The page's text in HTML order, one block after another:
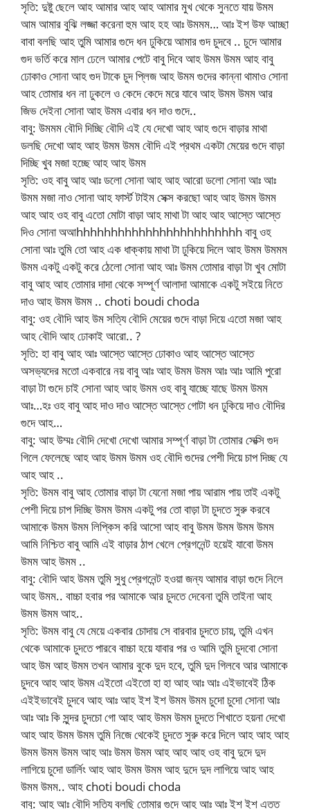
সৃতি: দুষ্টু ছেলে আহ আমার আহ আহ আমার মুখ থেকে সুনতে যায় উমম
আম আমার বুঝি লজ্জা করেনা হুম আহ হহ আঃ উমমম… আঃ ইশ উফ আচ্ছা
বাবা বলছি আহ তুমি আমার গুদে ধন ঢুকিয়ে আমার গুদ চুদবে .. চুদে আমার
গুদ ভর্তি করে মাল ঢেলে আমার পেটে বাবু দিবে আহ উমম উমম আহ বাবু
ঢোকাও সোনা আহ গুদ টাকে চুদ প্লিজ আহ উমম গুদের কান্না থামাও সোনা
আহ তোমার ধন না ঢুকলে ও কেদে কেদে মরে যাবে আহ উমম উমম আর
জিভ দেইনা সোনা আহ উমম এবার ধন দাও গুদে..
বাবু: উমমম বৌদি দিচ্ছি বৌদি এই যে দেখো আহ আহ গুদে বাড়ার মাথা
ডলছি দেখো আহ আহ উমম উমম বৌদি এই প্রথম একটা মেয়ের গুদে বাড়া
দিচ্ছি খুব মজা হচ্ছে আহ আহ উমম
সৃতি: ওহ বাবু আহ আঃ ডলো সোনা আহ আহ আরো ডলো সোনা আঃ আঃ
উমম মজা নাও সোনা আহ ফার্স্ট টাইম সেক্স করছো আহ আহ উমম উমম
আহ আহ ওহ বাবু এতো মোটা বাড়া আহ মাথা টা আহ আহ আস্তে আস্তে
দিও সোনা অআhhhhhhhhhhhhhhhhhhhhhhhh বাবু ওহ
সোনা আঃ তুমি তো আহ এক ধাক্কায় মাথা টা ঢুকিয়ে দিলে আহ উমম উমমম
উমম একটু একটু করে ঠেলো সোনা আহ আঃ উমম তোমার বাড়া টা খুব মোটা
বাবু আহ আহ তোমার দাদা থেকে সম্পূর্ণ আলাদা আমাকে একটু সইয়ে নিতে
দাও আহ উমম উমম .. choti boudi choda
বাবু: ওহ বৌদি আহ উম সত্যি বৌদি মেয়ের গুদে বাড়া দিয়ে এতো মজা আহ
আহ বৌদি আহ ঢোকাই আরো.. ?
সৃতি: হা বাবু আহ আঃ আস্তে আস্তে ঢোকাও আহ আস্তে আস্তে
অসভ্যদের মতো একবারে নয় বাবু আঃ আহ উমম উমম আঃ আঃ আমি পুরো
বাড়া টা গুদে চাই সোনা আহ আহ উমম ওহ বাবু যাচ্ছে যাছে উমম উমম
আঃ…হঃ ওহ বাবু আহ দাও দাও আস্তে আস্তে গোটা ধন ঢুকিয়ে দাও বৌদির
গুদে আহ…
বাবু: আহ উম্মঃ বৌদি দেখো দেখো আমার সম্পূর্ণ বাড়া টা তোমার সেক্সি গুদ
গিলে ফেলেছে আহ আহ উমম উমম ওহ বৌদি গুদের পেশী দিয়ে চাপ দিচ্ছ যে
আহ আহ ..
সৃতি: উমম বাবু আহ তোমার বাড়া টা যেনো মজা পায় আরাম পায় তাই একটু
পেশী দিয়ে চাপ দিচ্ছি উমম উমম একটু পর তো বাড়া টা চুদতে সুরু করবে
আমাকে উমম উমম লিপ্কিস করি আসো আহ বাবু উমম উমম উমম উমম
আমি নিশ্চিত বাবু আমি এই বাড়ার ঠাপ খেলে প্রেগনেন্ট হয়েই যাবো উমম
উমম আহ উমম ..
বাবু: বৌদি আহ উমম তুমি সুধু প্রেগনেন্ট হওয়া জন্য আমার বাড়া গুদে নিলে
আহ উমম.. বাচ্চা হবার পর আমাকে আর চুদতে দেবেনা তুমি তাইনা আহ
উমম উমম আহ..
সৃতি: উমম বাবু যে মেয়ে একবার চোদায় সে বারবার চুদতে চায়, তুমি এখন
থেকে আমাকে চুদতে পারবে বাচ্চা হয়ে যাবার পর ও আমি তুমি চুদবো সোনা
আহ উম আহ উমম তখন আমার বুকে দুদ হবে, তুমি দুদ গিলবে আর আমাকে
চুদবে আহ আহ উমম এইতো এইতো হা হা আহ আঃ আঃ এইভাবেই ঠিক
এইইভাবেই চুদবে আহ আঃ আহ ইশ ইশ উমম উমম চুদো চুদো সোনা আঃ
আঃ আঃ কি সুন্দর চুদচো গো আহ আহ উমম উমম চুদতে শিখাতে হয়না দেখো
আহ আহ উমম উমম তুমি নিজে থেকেই চুদতে সুরু করে দিলে আহ আহ আহ
উমম উমম উমম আহ আঃ উমম উমম আহ আহ আহ ওহ বাবু দুদে দুদ
লাগিয়ে চুদো ডার্লিং আহ আহ উমম উমম আহ দুদে দুদ লাগিয়ে আহ আহ
উমম উমম.. আহ choti boudi choda
বাবু: আহ আঃ বৌদি সত্যি বলছি তোমার গুদে আহ আঃ আঃ ইশ ইশ এত্ত